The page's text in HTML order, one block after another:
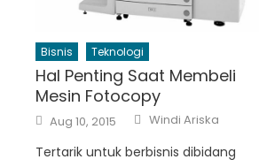
Bisnis Teknologi
Hal Penting Saat Membeli
Mesin Fotocopy
Posted
on
Aug 10, 2015 Author
Windi Ariska
Tertarik untuk berbisnis dibidang